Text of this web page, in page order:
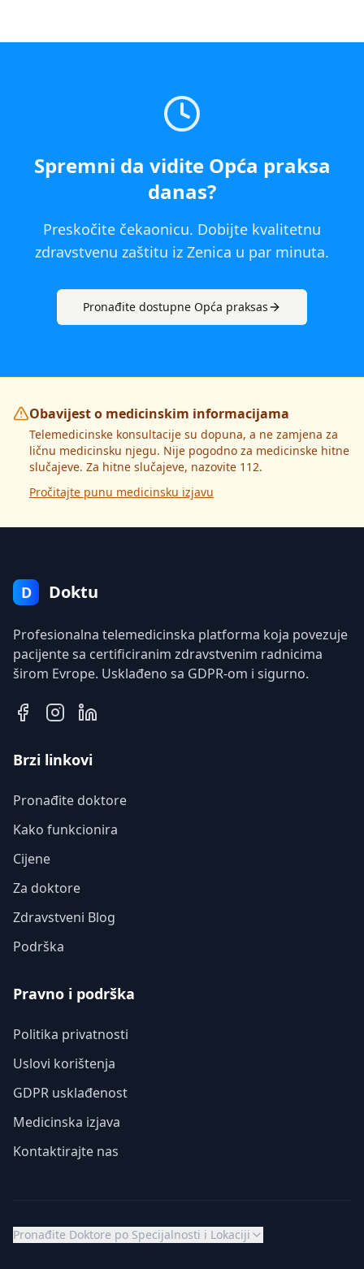
Spremni da vidite Opća praksa
danas?
Preskočite čekaonicu. Dobijte kvalitetnu
zdravstvenu zaštitu iz Zenica u par minuta.
Pronađite dostupne Opća praksas
Obavijest o medicinskim informacijama
Telemedicinske konsultacije su dopuna, a ne zamjena za
ličnu medicinsku njegu. Nije pogodno za medicinske hitne
slučajeve. Za hitne slučajeve, nazovite 112.
Pročitajte punu medicinsku izjavu
D Doktu
Profesionalna telemedicinska platforma koja povezuje
pacijente sa certificiranim zdravstvenim radnicima
širom Evrope. Usklađeno sa GDPR-om i sigurno.
Brzi linkovi
Pronađite doktore
Kako funkcionira
Cijene
Za doktore
Zdravstveni Blog
Podrška
Pravno i podrška
Politika privatnosti
Uslovi korištenja
GDPR usklađenost
Medicinska izjava
Kontaktirajte nas
Pronađite Doktore po Specijalnosti i Lokaciji